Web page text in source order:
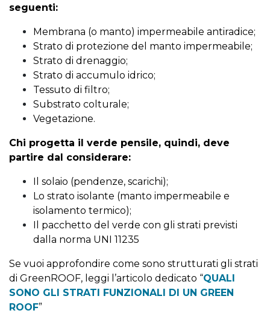
seguenti:
Membrana (o manto) impermeabile antiradice;
Strato di protezione del manto impermeabile;
Strato di drenaggio;
Strato di accumulo idrico;
Tessuto di filtro;
Substrato colturale;
Vegetazione.
Chi progetta il verde pensile, quindi, deve
partire dal considerare:
Il solaio (pendenze, scarichi);
Lo strato isolante (manto impermeabile e
isolamento termico);
Il pacchetto del verde con gli strati previsti
dalla norma UNI 11235
Se vuoi approfondire come sono strutturati gli strati
di GreenROOF, leggi l’articolo dedicato “QUALI
SONO GLI STRATI FUNZIONALI DI UN GREEN
ROOF”